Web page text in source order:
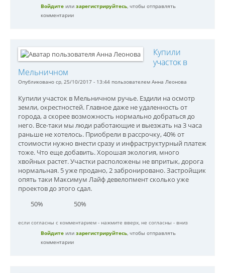
Войдите или зарегистрируйтесь, чтобы отправлять
комментарии
Купили
участок в
Мельничном
Опубликовано ср, 25/10/2017 - 13:44 пользователем Анна Леонова
Купили участок в Мельничном ручье. Ездили на осмотр
земли, окрестностей. Главное даже не удаленность от
города, а скорее возможность нормально добраться до
него. Все-таки мы люди работающие и выезжать на 3 часа
раньше не хотелось. Приобрели в рассрочку, 40% от
стоимости нужно внести сразу и инфраструктурный платеж
тоже. Что еще добавить. Хорошая экология, много
хвойных растет. Участки расположены не впритык, дорога
нормальная. 5 уже продано, 2 забронировано. Застройщик
опять таки Максимум Лайф девелопмент сколько уже
проектов до этого сдал.
50%
50%
если согласны с комментарием - нажмите вверх, не согласны - вниз
Войдите или зарегистрируйтесь, чтобы отправлять
комментарии